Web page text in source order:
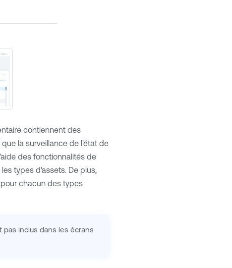
contiennent des
la surveillance de l'état de
des fonctionnalités de
types d'assets. De plus,
chacun des types
inclus dans les écrans